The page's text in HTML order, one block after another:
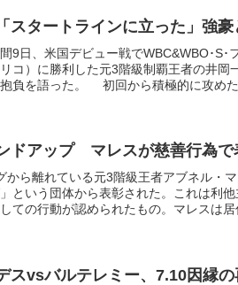
スタートラインに立った」強
9日、米国デビュー戦でWBC&WBO･S
コ）に勝利した元3階級制覇王者の井
負を語った。 初回から積極的に攻めた
ドアップ マレスが慈善行為で
から離れている元3階級王者アブネル・
という団体から表彰された。これは利
ての行動が認められたもの。マレスは
スvsバルテレミー、7.10因縁